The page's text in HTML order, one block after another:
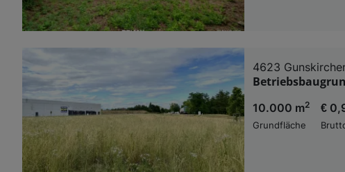
4623
10.000 m2
Grundfläche
€